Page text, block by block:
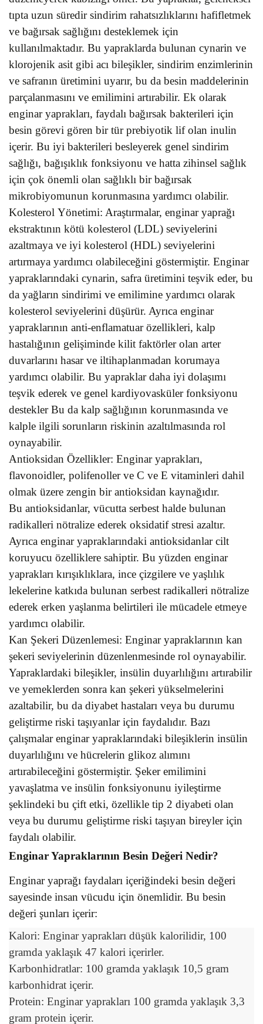
tıpta uzun süredir sindirim rahatsızlıklarını hafifletmek
ve bağırsak sağlığını desteklemek için
kullanılmaktadır. Bu yapraklarda bulunan cynarin ve
klorojenik asit gibi acı bileşikler, sindirim enzimlerinin
ve safranın üretimini uyarır, bu da besin maddelerinin
parçalanmasını ve emilimini artırabilir. Ek olarak
enginar yaprakları, faydalı bağırsak bakterileri için
besin görevi gören bir tür prebiyotik lif olan inulin
içerir. Bu iyi bakterileri besleyerek genel sindirim
sağlığı, bağışıklık fonksiyonu ve hatta zihinsel sağlık
için çok önemli olan sağlıklı bir bağırsak
mikrobiyomunun korunmasına yardımcı olabilir.
Kolesterol Yönetimi: Araştırmalar, enginar yaprağı
ekstraktının kötü kolesterol (LDL) seviyelerini
azaltmaya ve iyi kolesterol (HDL) seviyelerini
artırmaya yardımcı olabileceğini göstermiştir. Enginar
yapraklarındaki cynarin, safra üretimini teşvik eder, bu
da yağların sindirimi ve emilimine yardımcı olarak
kolesterol seviyelerini düşürür. Ayrıca enginar
yapraklarının anti-enflamatuar özellikleri, kalp
hastalığının gelişiminde kilit faktörler olan arter
duvarlarını hasar ve iltihaplanmadan korumaya
yardımcı olabilir. Bu yapraklar daha iyi dolaşımı
teşvik ederek ve genel kardiyovasküler fonksiyonu
destekler Bu da kalp sağlığının korunmasında ve
kalple ilgili sorunların riskinin azaltılmasında rol
oynayabilir.
Antioksidan Özellikler: Enginar yaprakları,
flavonoidler, polifenoller ve C ve E vitaminleri dahil
olmak üzere zengin bir antioksidan kaynağıdır.
Bu antioksidanlar, vücutta serbest halde bulunan
radikalleri nötralize ederek oksidatif stresi azaltır.
Ayrıca enginar yapraklarındaki antioksidanlar cilt
koruyucu özelliklere sahiptir. Bu yüzden enginar
yaprakları kırışıklıklara, ince çizgilere ve yaşlılık
lekelerine katkıda bulunan serbest radikalleri nötralize
ederek erken yaşlanma belirtileri ile mücadele etmeye
yardımcı olabilir.
Kan Şekeri Düzenlemesi: Enginar yapraklarının kan
şekeri seviyelerinin düzenlenmesinde rol oynayabilir.
Yapraklardaki bileşikler, insülin duyarlılığını artırabilir
ve yemeklerden sonra kan şekeri yükselmelerini
azaltabilir, bu da diyabet hastaları veya bu durumu
geliştirme riski taşıyanlar için faydalıdır. Bazı
çalışmalar enginar yapraklarındaki bileşiklerin insülin
duyarlılığını ve hücrelerin glikoz alımını
artırabileceğini göstermiştir. Şeker emilimini
yavaşlatma ve insülin fonksiyonunu iyileştirme
şeklindeki bu çift etki, özellikle tip 2 diyabeti olan
veya bu durumu geliştirme riski taşıyan bireyler için
faydalı olabilir.
Enginar Yapraklarının Besin Değeri Nedir?
Enginar yaprağı faydaları içeriğindeki besin değeri
sayesinde insan vücudu için önemlidir. Bu besin
değeri şunları içerir:
Kalori: Enginar yaprakları düşük kalorilidir, 100
gramda yaklaşık 47 kalori içerirler.
Karbonhidratlar: 100 gramda yaklaşık 10,5 gram
karbonhidrat içerir.
Protein: Enginar yaprakları 100 gramda yaklaşık 3,3
gram protein içerir.